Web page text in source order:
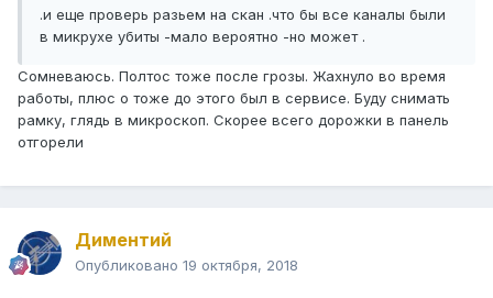
.и еще проверь разьем на скан .что бы все каналы были
в микрухе убиты -мало вероятно -но может .
Сомневаюсь. Полтос тоже после грозы. Жахнуло во время
работы, плюс о тоже до этого был в сервисе. Буду снимать
рамку, глядь в микроскоп. Скорее всего дорожки в панель
отгорели
Диментий
Опубликовано 19 октября, 2018